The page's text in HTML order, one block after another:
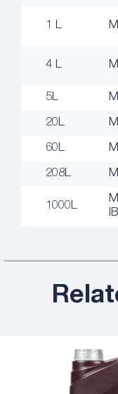
1 L
4 L
5L
20L
60L
208L
1000L